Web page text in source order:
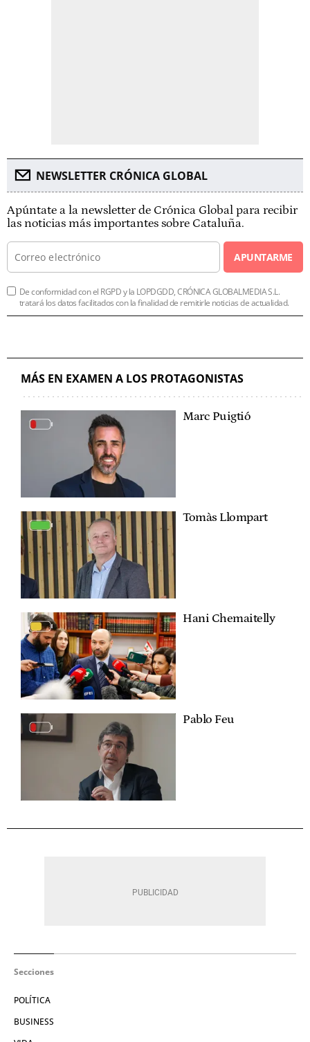
NEWSLETTER CRÓNICA GLOBAL
Apúntate a la newsletter de Crónica Global para recibir
las noticias más importantes sobre Cataluña.
APUNTARME
De conformidad con el RGPD y la LOPDGDD, CRÓNICA GLOBALMEDIA S.L.
tratará los datos facilitados con la finalidad de remitirle noticias de actualidad.
MÁS EN EXAMEN A LOS PROTAGONISTAS
Marc Puigtió
Tomàs Llompart
Hani Chemaitelly
Pablo Feu
Secciones
POLÍTICA
BUSINESS